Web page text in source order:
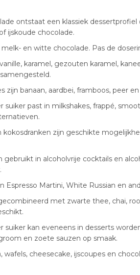
ontstaat een klassiek
ijskoude chocolade.
en witte chocolade. Pas de
karamel, gezouten karamel,
zijn banaan, aardbei, framboos, peer
suiker past in milkshakes, frappé,
kokosdranken zijn geschikte
gebruikt in alcoholvrije cocktails en
Espresso Martini, White Russian en
met zwarte thee, chai,
suiker kan eveneens in desserts
en zoete sauzen op smaak.
wafels, cheesecake, ijscoupes en